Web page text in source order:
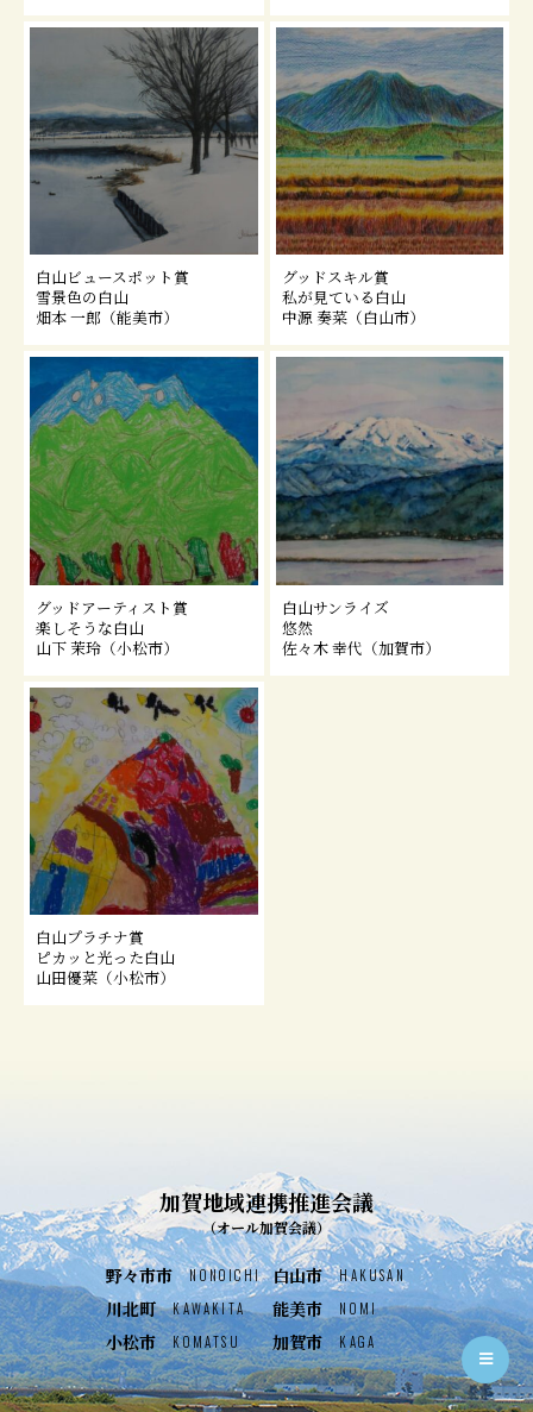
白山ビュースポット賞
雪景色の白山
畑本 一郎（能美市）
グッドスキル賞
私が見ている白山
中源 奏菜（白山市）
グッドアーティスト賞
楽しそうな白山
山下 茉玲（小松市）
白山サンライズ
悠然
佐々木 幸代（加賀市）
白山プラチナ賞
ピカッと光った白山
山田優菜（小松市）
加賀地域連携推進会議
（オール加賀会議）
野々市市 NONOICHI 白山市 HAKUSAN
川北町 KAWAKITA 能美市 NOMI
小松市 KOMATSU 加賀市 KAGA